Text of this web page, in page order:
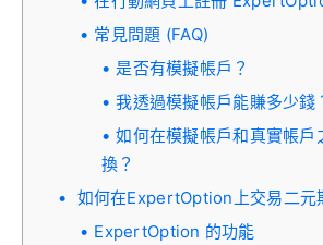
常見問題 (FAQ)
是否有模擬帳戶？
我透過模擬帳戶能賺多少錢
如何在模擬帳戶和真實帳戶
換？
如何在ExpertOption上交易二元
ExpertOption 的功能